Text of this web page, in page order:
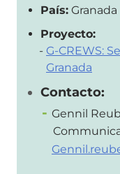
País: Granada
Proyecto:
G-CREWS:
Granada
Contacto:
Gennil